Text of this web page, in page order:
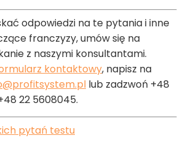
odpowiedzi na te pytania i inne
franczyzy, umów się na
z naszymi konsultantami.
kontaktowy, napisz na
lub zadzwoń +48
22 5608045.
pytań testu